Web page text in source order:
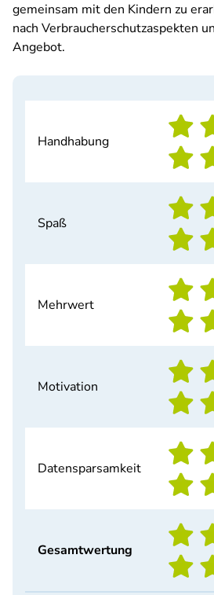
gemeinsam mit den Kindern zu
nach Verbraucherschutzaspekten
Angebot.
Handhabung
Spaß
Mehrwert
Motivation
Datensparsamkeit
Gesamtwertung